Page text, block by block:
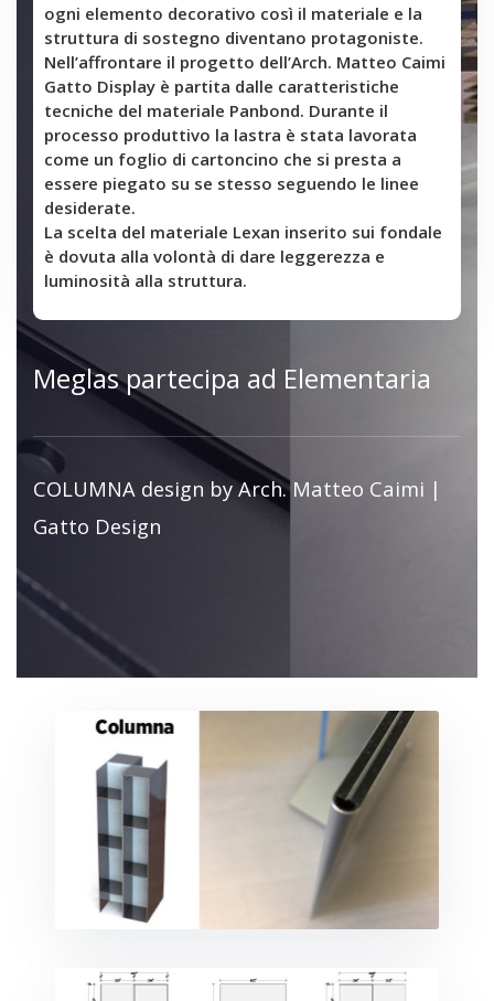
ogni elemento decorativo così il materiale e la
struttura di sostegno diventano protagoniste.
Nell’affrontare il progetto dell’Arch. Matteo Caimi
Gatto Display è partita dalle caratteristiche
tecniche del materiale Panbond. Durante il
processo produttivo la lastra è stata lavorata
come un foglio di cartoncino che si presta a
essere piegato su se stesso seguendo le linee
desiderate.
La scelta del materiale Lexan inserito sui fondale
è dovuta alla volontà di dare leggerezza e
luminosità alla struttura.
Meglas partecipa ad Elementaria
COLUMNA design by Arch. Matteo Caimi |
Gatto Design